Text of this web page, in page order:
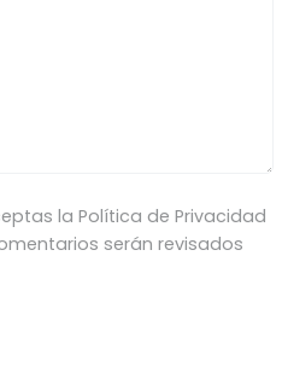
la Política de Privacidad
serán revisados